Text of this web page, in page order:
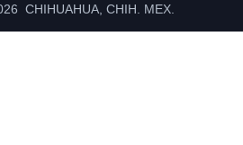
CHIHUAHUA, CHIH. MEX.